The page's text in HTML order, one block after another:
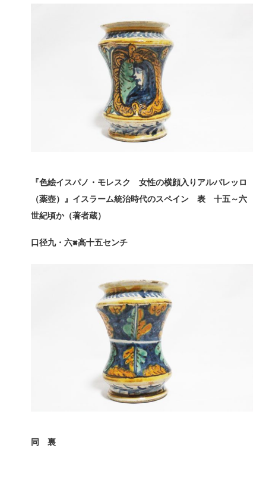
『色絵イスパノ・モレスク 女性の横顔入りアルバレッロ
（薬壺）』イスラーム統治時代のスペイン 表 十五～六
世紀頃か（著者蔵）
口径九・六×高十五センチ
同 裏